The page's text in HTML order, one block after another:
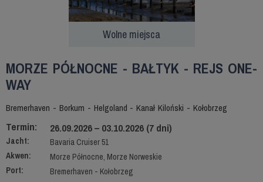
Wolne miejsca
MORZE PÓŁNOCNE - BAŁTYK - REJS ONE-
WAY
Bremerhaven - Borkum - Helgoland - Kanał Kiloński - Kołobrzeg
Termin: 26.09.2026 – 03.10.2026 (7 dni)
Jacht:
Bavaria Cruiser 51
Akwen:
Morze Północne, Morze Norweskie
Port:
Bremerhaven - Kołobrzeg